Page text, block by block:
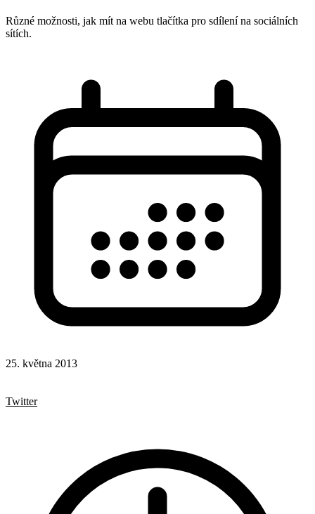
Různé možnosti, jak mít na webu tlačítka pro sdílení na sociálních
sítích.
25. května 2013
Twitter